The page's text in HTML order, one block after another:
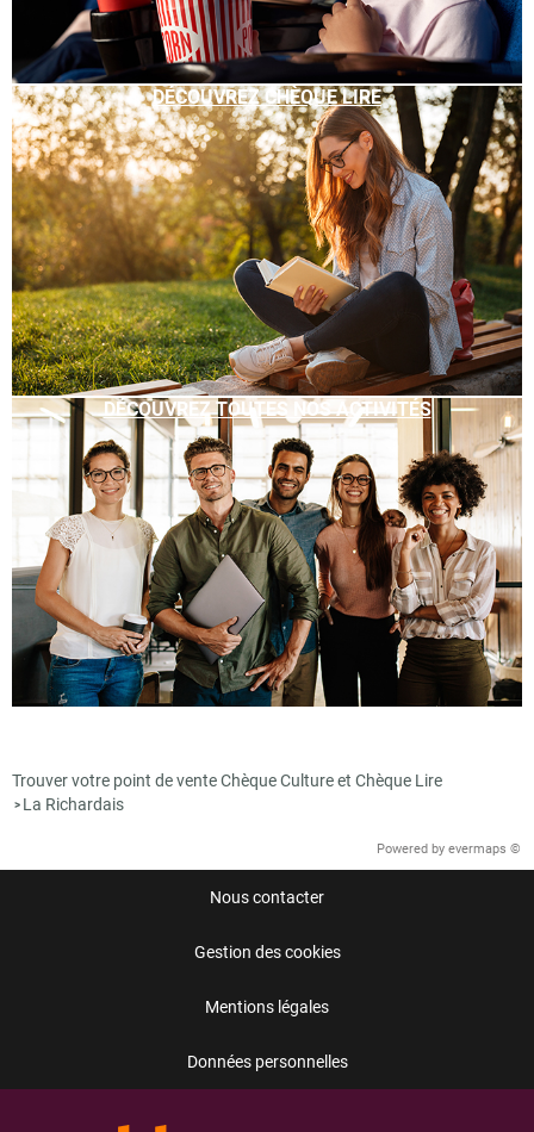
DÉCOUVREZ CHÈQUE LIRE
DÉCOUVREZ TOUTES NOS ACTIVITÉS
Trouver votre point de vente Chèque Culture et Chèque Lire
> La Richardais
Powered by evermaps ©
Nous contacter
Gestion des cookies
Mentions légales
Données personnelles